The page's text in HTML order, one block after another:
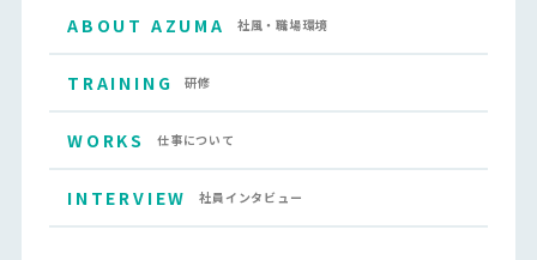
ABOUT AZUMA 社風・職場環境
TRAINING 研修
WORKS 仕事について
INTERVIEW 社員インタビュー